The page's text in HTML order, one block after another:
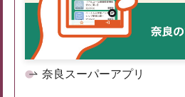
奈良スーパーアプリ